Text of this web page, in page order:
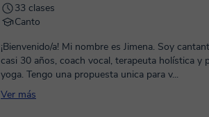
33 clases
Canto
¡Bienvenido/a! Mi nombre es Jimena. Soy
casi 30 años, coach vocal, terapeuta holística y
yoga. Tengo una propuesta unica para v...
Ver más